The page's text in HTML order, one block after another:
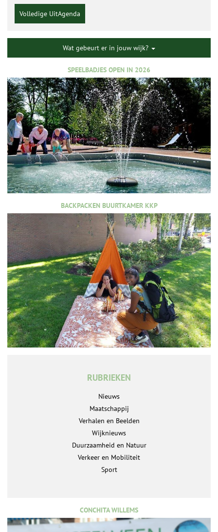
Volledige UitAgenda
Wat gebeurt er in jouw wijk?
SPEELBADJES OPEN IN 2026
BACKPACKEN BUURTKAMER KKP
RUBRIEKEN
Nieuws
Maatschappij
Verhalen en Beelden
Wijknieuws
Duurzaamheid en Natuur
Verkeer en Mobiliteit
Sport
CONCHITA WILLEMS